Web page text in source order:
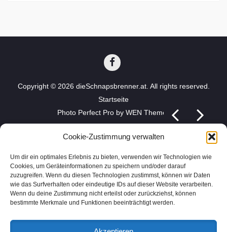
Cookie-Zustimmung verwalten
Um dir ein optimales Erlebnis zu bieten, verwenden wir Technologien wie
Cookies, um Geräteinformationen zu speichern und/oder darauf
zuzugreifen. Wenn du diesen Technologien zustimmst, können wir Daten
wie das Surfverhalten oder eindeutige IDs auf dieser Website verarbeiten.
Wenn du deine Zustimmung nicht erteilst oder zurückziehst, können
bestimmte Merkmale und Funktionen beeinträchtigt werden.
auf
Facebook
Copyright © 2026 dieSchnapsbrenner.at. All rights reserved.
Startseite
Photo Perfect Pro by WEN Themes